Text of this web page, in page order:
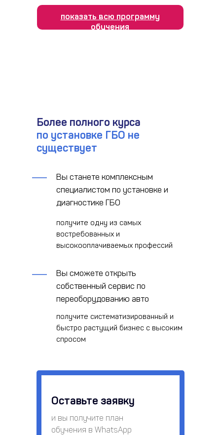
показать всю программу
обучения
Более полного курса
по установке ГБО не
существует
Вы станете комплексным
специалистом по установке и
диагностике ГБО
Вы сможете открыть
собственный сервис по
переоборудованию авто
получите одну из самых
востребованных и
высокооплачиваемых профессий
получите систематизированный и
быстро растущий бизнес с высоким
спросом
Оставьте заявку
и вы получите план
обучения в WhatsApp